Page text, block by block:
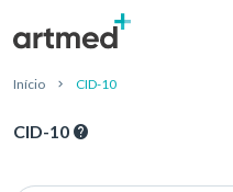
Início CID-10
CID-10